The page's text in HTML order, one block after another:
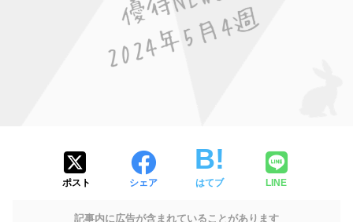
ポスト シェア はてブ LINE
記事内に広告が含まれていることがあります